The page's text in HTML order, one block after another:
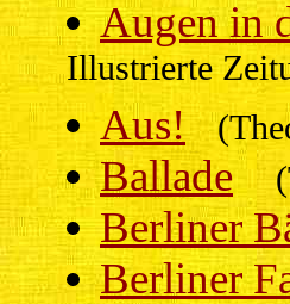
Augen in
Illustrierte
Aus!
Ballade
Berliner
Berliner